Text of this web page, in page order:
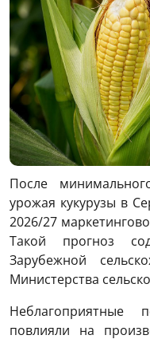
После
урожая кукурузы в
2026/27
Такой прогноз
Зарубежной
Министерства
Неблагоприятные
повлияли на